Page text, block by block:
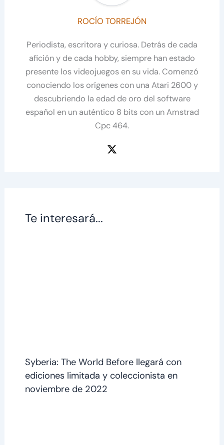
ROCÍO TORREJÓN
Periodista, escritora y curiosa. Detrás de cada
afición y de cada hobby, siempre han estado
presente los videojuegos en su vida. Comenzó
conociendo los orígenes con una Atari 2600 y
descubriendo la edad de oro del software
español en un auténtico 8 bits con un Amstrad
Cpc 464.
Te interesará...
Syberia: The World Before llegará con
ediciones limitada y coleccionista en
noviembre de 2022